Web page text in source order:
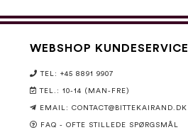
WEBSHOP KUNDESERVICE
TEL: +45 8891 9907
TEL.: 10-14 (MAN-FRE)
EMAIL: CONTACT@BITTEKAIRAND.DK
FAQ - OFTE STILLEDE SPØRGSMÅL